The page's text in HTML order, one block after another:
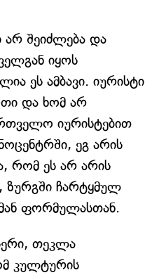
შეიძლება და
იყოს
ეს ამბავი. იურისტი
და ხომ არ
იურისტებით
ეგ არის
რომ ეს არ არის
ზურგში ჩარტყმულ
ფორმულასთან.
თეკლა
კულტურის